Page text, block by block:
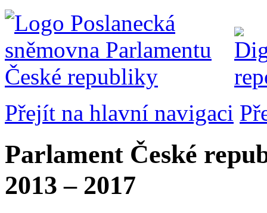
Přejít na hlavní navigaci
Parlament České
2013 – 2017